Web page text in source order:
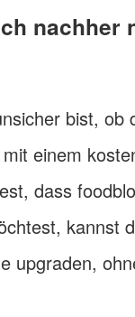
nachher
bist,
einem
dass
kannst
upgraden,